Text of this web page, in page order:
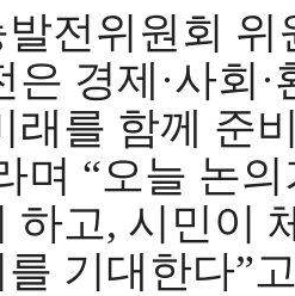
전위원회
은 경제 ·사회 ·
래를 함께 준
며 “오늘 논
하고, 시민이
기대한다”